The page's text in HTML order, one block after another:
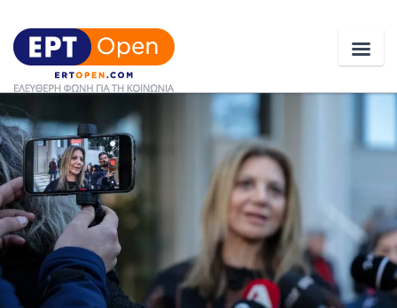
Ειδήσεις
Ελλάδα
Κοινωνία
Πολιτική
Οικονομία